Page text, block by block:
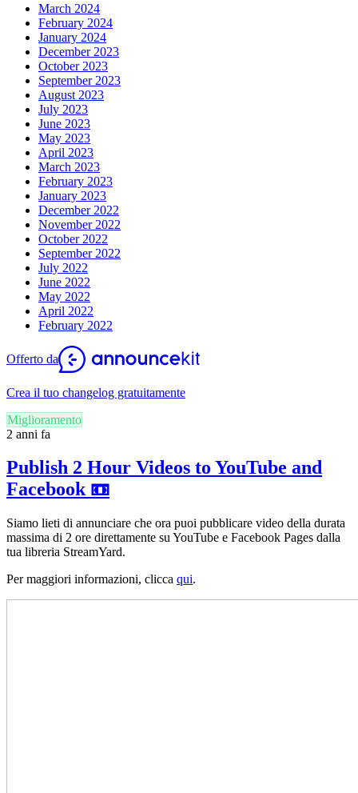
March 2024
February 2024
January 2024
December 2023
October 2023
September 2023
August 2023
July 2023
June 2023
May 2023
April 2023
March 2023
February 2023
January 2023
December 2022
November 2022
October 2022
September 2022
July 2022
June 2022
May 2022
April 2022
February 2022
Offerto da
Crea il tuo changelog gratuitamente
Miglioramento
2 anni fa
Publish 2 Hour Videos to YouTube and
Facebook 📼
Siamo lieti di annunciare che ora puoi pubblicare video della durata
massima di 2 ore direttamente su YouTube e Facebook Pages dalla
tua libreria StreamYard.
Per maggiori informazioni, clicca qui.